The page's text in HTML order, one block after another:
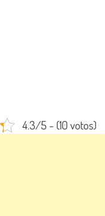
4.3/5 - (10 votos)